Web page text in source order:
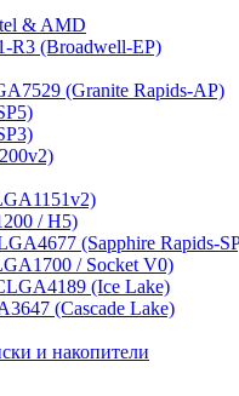
& AMD
R3 (Broadwell-EP)
(Granite Rapids-AP)
/ H5)
(Sapphire Rapids-
/ Socket V0)
(Ice Lake)
(Cascade Lake)
и накопители